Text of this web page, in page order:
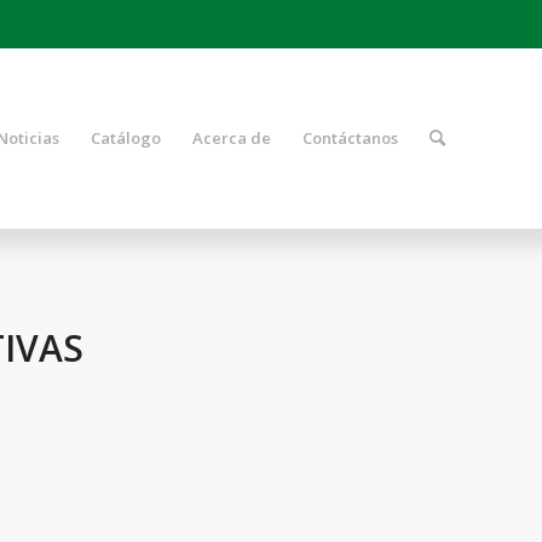
Catálogo Acerca de Contáctanos